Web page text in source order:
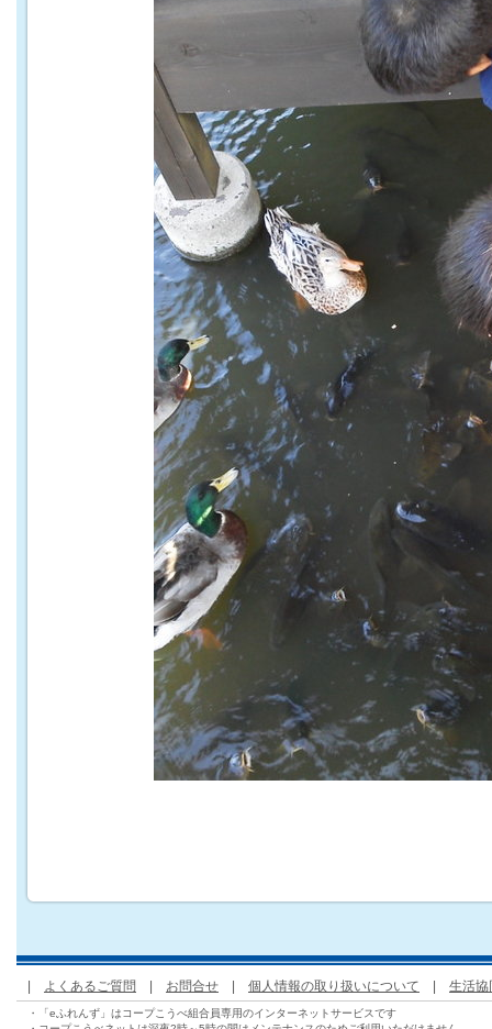
| よくあるご質問 | お問合せ | 個人情報の取り扱いについて | 生活協
・「eふれんず」はコープこうべ組合員専用のインターネットサービスです